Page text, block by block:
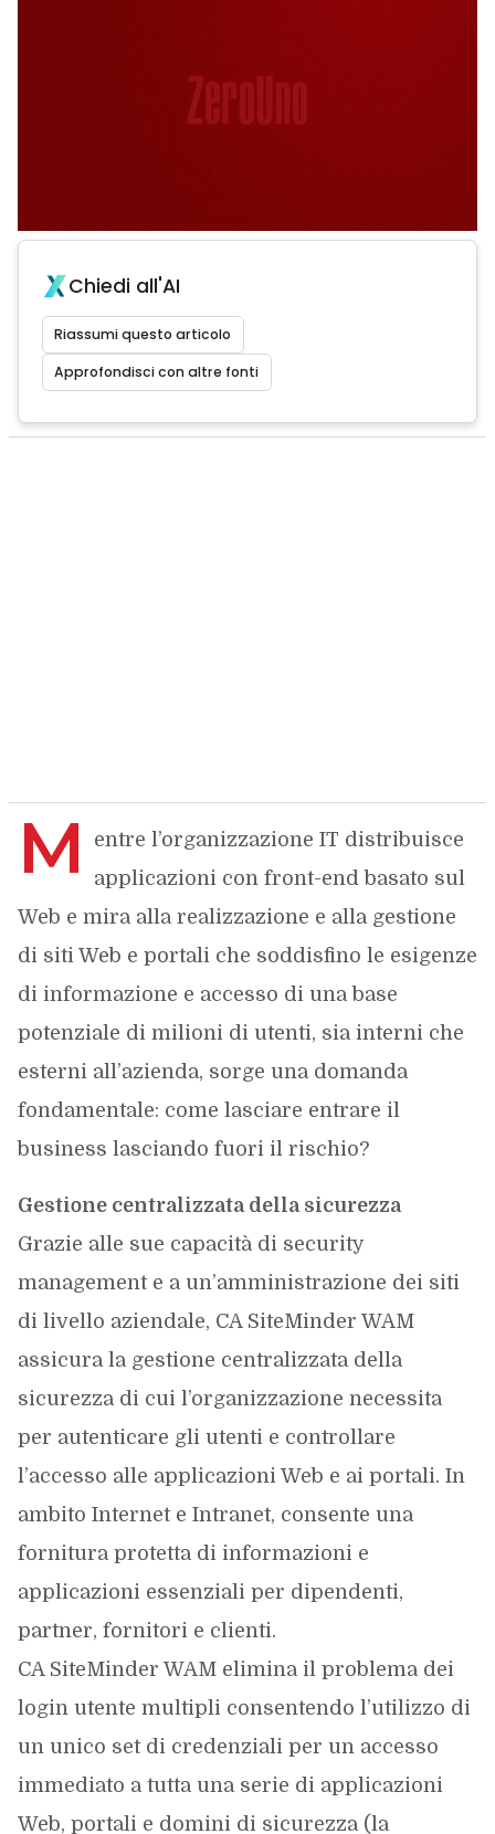
Chiedi all'AI
Riassumi questo articolo
Approfondisci con altre fonti
M
entre l’organizzazione IT distribuisce
applicazioni con front-end basato sul
Web e mira alla realizzazione e alla gestione
di siti Web e portali che soddisfino le esigenze
di informazione e accesso di una base
potenziale di milioni di utenti, sia interni che
esterni all’azienda, sorge una domanda
fondamentale: come lasciare entrare il
business lasciando fuori il rischio?
Gestione centralizzata della sicurezza
Grazie alle sue capacità di security
management e a un’amministrazione dei siti
di livello aziendale, CA SiteMinder WAM
assicura la gestione centralizzata della
sicurezza di cui l’organizzazione necessita
per autenticare gli utenti e controllare
l’accesso alle applicazioni Web e ai portali. In
ambito Internet e Intranet, consente una
fornitura protetta di informazioni e
applicazioni essenziali per dipendenti,
partner, fornitori e clienti.
CA SiteMinder WAM elimina il problema dei
login utente multipli consentendo l’utilizzo di
un unico set di credenziali per un accesso
immediato a tutta una serie di applicazioni
Web, portali e domini di sicurezza (la